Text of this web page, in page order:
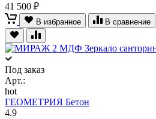
41 500 ₽
В избранное В сравнение
Под заказ
Арт.:
hot
ГЕОМЕТРИЯ Бетон
4.9